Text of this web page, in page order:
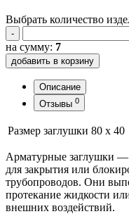
Выбрать количество
-
на сумму: 7
добавить в корзину
Описание
Отзывы 0
Размер заглушки 80 x 40
Арматурные заглушки —
для закрытия или
трубопроводов. Они
протекание жидкости
внешних воздействий.